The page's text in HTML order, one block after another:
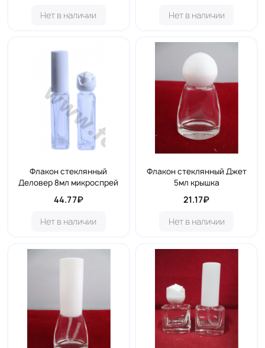
Нет в наличии Нет в наличии
Флакон стеклянный
Деловер 8мл микроспрей
44.77₽
Нет в наличии
Флакон стеклянный Джет
5мл крышка
21.17₽
Нет в наличии